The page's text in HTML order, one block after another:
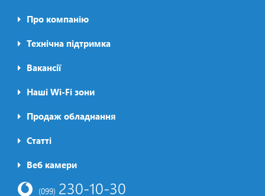
Футер2
Про компанію
Технічна підтримка
Вакансії
Наші Wi-Fi зони
Продаж обладнання
Футер3
Статті
Веб камери
(099) 230-10-30